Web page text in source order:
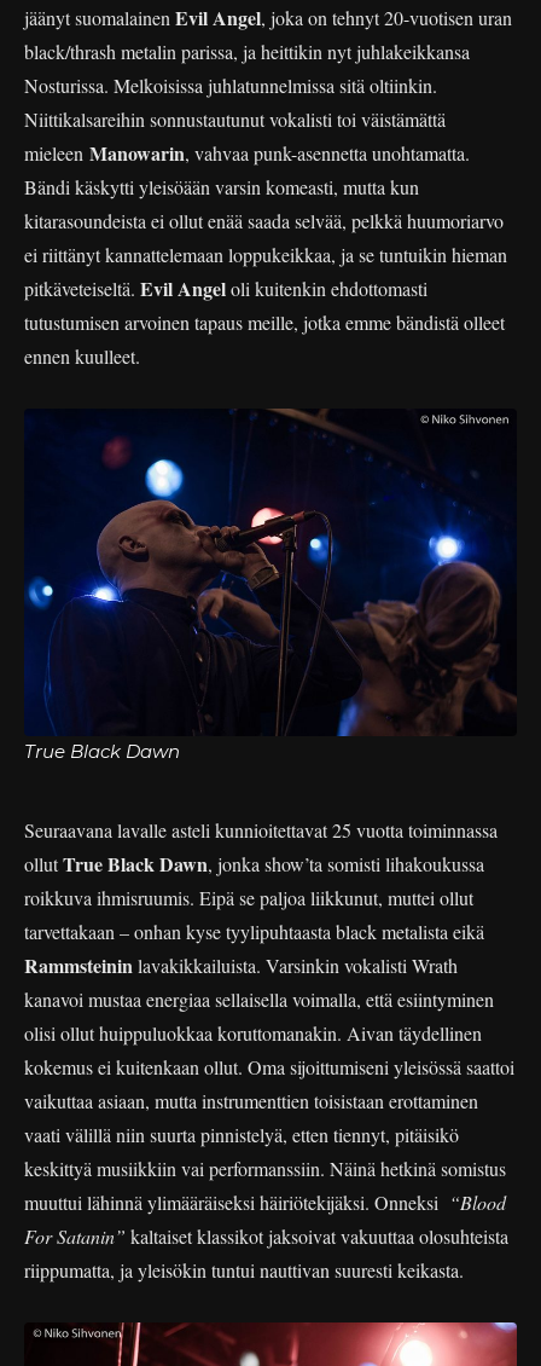
jäänyt suomalainen Evil Angel, joka on tehnyt 20-vuotisen uran
black/thrash metalin parissa, ja heittikin nyt juhlakeikkansa
Nosturissa. Melkoisissa juhlatunnelmissa sitä oltiinkin.
Niittikalsareihin sonnustautunut vokalisti toi väistämättä
mieleen Manowarin, vahvaa punk-asennetta unohtamatta.
Bändi käskytti yleisöään varsin komeasti, mutta kun
kitarasoundeista ei ollut enää saada selvää, pelkkä huumoriarvo
ei riittänyt kannattelemaan loppukeikkaa, ja se tuntuikin hieman
pitkäveteiseltä. Evil Angeloli kuitenkin ehdottomasti
tutustumisen arvoinen tapaus meille, jotka emme bändistä olleet
ennen kuulleet.
True Black Dawn
Seuraavana lavalle asteli kunnioitettavat 25 vuotta toiminnassa
ollutTrue Black Dawn, jonka show’ta somisti lihakoukussa
roikkuva ihmisruumis. Eipä se paljoa liikkunut, muttei ollut
tarvettakaan – onhan kyse tyylipuhtaasta black metalista eikä
Rammsteininlavakikkailuista. Varsinkin vokalisti Wrath
kanavoi mustaa energiaa sellaisella voimalla, että esiintyminen
olisi ollut huippuluokkaa koruttomanakin. Aivan täydellinen
kokemus ei kuitenkaan ollut. Oma sijoittumiseni yleisössä saattoi
vaikuttaa asiaan, mutta instrumenttien toisistaan erottaminen
vaati välillä niin suurta pinnistelyä, etten tiennyt, pitäisikö
keskittyä musiikkiin vai performanssiin. Näinä hetkinä somistus
muuttui lähinnä ylimääräiseksi häiriötekijäksi. Onneksi “Blood
For Satanin” kaltaiset klassikot jaksoivat vakuuttaa olosuhteista
riippumatta, ja yleisökin tuntui nauttivan suuresti keikasta.